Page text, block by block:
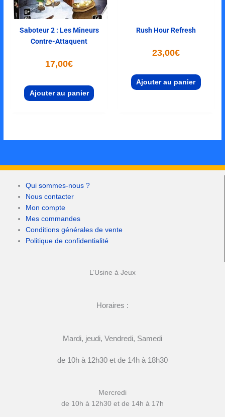
Saboteur 2 : Les Mineurs
Contre-Attaquent
17,00€
Ajouter au panier
Rush Hour Refresh
23,00€
Ajouter au panier
Qui sommes-nous ?
Nous contacter
Mon compte
Mes commandes
Conditions générales de vente
Politique de confidentialité
L’Usine à Jeux
Horaires :
Mardi, jeudi, Vendredi, Samedi
de 10h à 12h30 et de 14h à 18h30
Mercredi
de 10h à 12h30 et de 14h à 17h